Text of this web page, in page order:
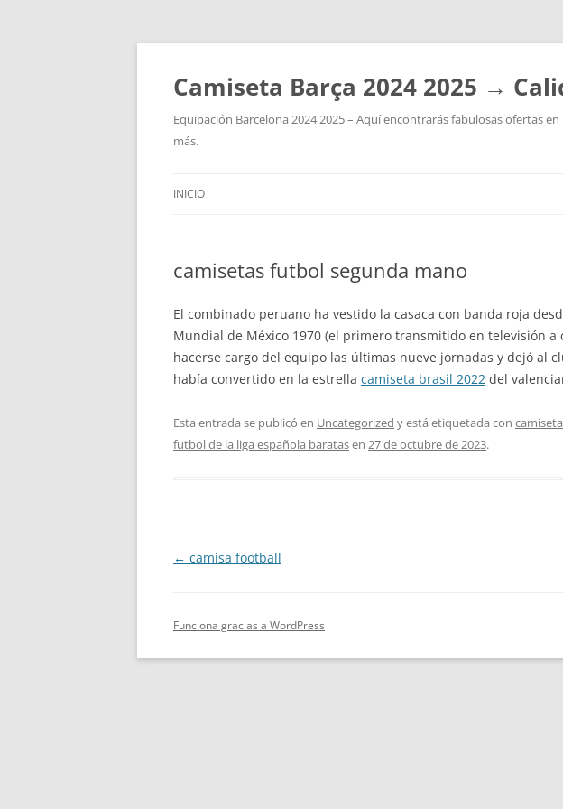
Camiseta Barça 2024 2025 →
Equipación Barcelona 2024 2025 – Aquí encontrarás fabulosas ofertas
más.
INICIO
camisetas futbol segunda mano
El combinado peruano ha vestido la casaca con banda roja
Mundial de México 1970 (el primero transmitido en televisión
hacerse cargo del equipo las últimas nueve jornadas y dejó al
había convertido en la estrella camiseta brasil 2022 del
Esta entrada se publicó en Uncategorized y está etiquetada con
futbol de la liga española baratasen 27 de octubre de 2023.
Navegación
← camisa football
Funciona gracias a WordPress